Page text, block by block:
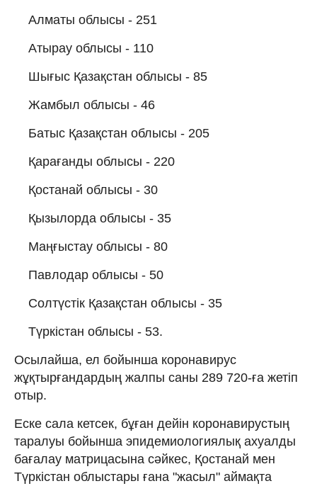
Алматы облысы - 251
Атырау облысы - 110
Шығыс Қазақстан облысы - 85
Жамбыл облысы - 46
Батыс Қазақстан облысы - 205
Қарағанды облысы - 220
Қостанай облысы - 30
Қызылорда облысы - 35
Маңғыстау облысы - 80
Павлодар облысы - 50
Солтүстік Қазақстан облысы - 35
Түркістан облысы - 53.
Осылайша, ел бойынша коронавирус
жұқтырғандардың жалпы саны 289 720-ға жетіп
отыр.
Еске сала кетсек, бұған дейін коронавирустың
таралуы бойынша эпидемиологиялық ахуалды
бағалау матрицасына сәйкес, Қостанай мен
Түркістан облыстары ғана "жасыл" аймақта